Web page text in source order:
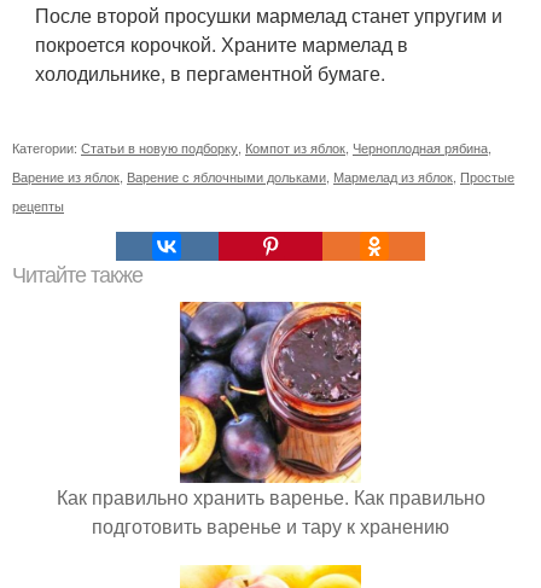
После второй просушки мармелад станет упругим и
покроется корочкой. Храните мармелад в
холодильнике, в пергаментной бумаге.
Категории: Статьи в новую подборку Компот из яблок Черноплодная рябина
Варение из яблок Варение с яблочными дольками Мармелад из яблок Простые
рецепты
Читайте также
Как правильно хранить варенье. Как правильно
подготовить варенье и тару к хранению